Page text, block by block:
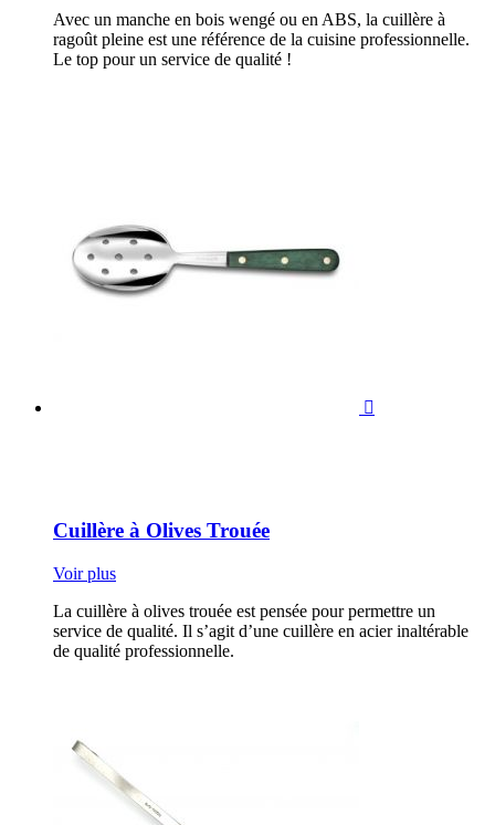
Avec un manche en bois wengé ou en ABS, la cuillère à
ragoût pleine est une référence de la cuisine professionnelle.
Le top pour un service de qualité !

Cuillère à Olives Trouée
Voir plus
La cuillère à olives trouée est pensée pour permettre un
service de qualité. Il s’agit d’une cuillère en acier inaltérable
de qualité professionnelle.